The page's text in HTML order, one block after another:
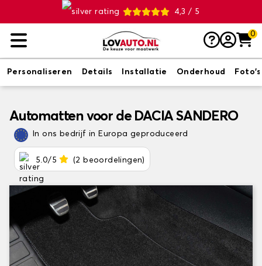
4,3 / 5
0
Personaliseren Details Installatie Onderhoud Foto's
Automatten voor de DACIA SANDERO
In ons bedrijf in Europa geproduceerd
5.0/5 (2 beoordelingen)